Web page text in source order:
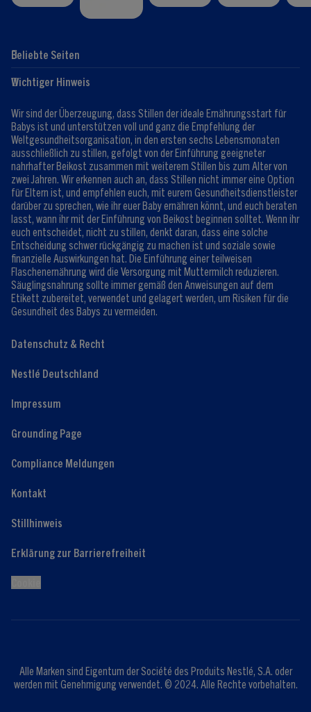
Beliebte Seiten
Hilfe
Expert:innen
Kontaktformular
Club-Info
Registrieren/Anmelden
Wichtiger Hinweis
Wir sind der Überzeugung, dass Stillen der ideale Ernährungsstart für
Babys ist und unterstützen voll und ganz die Empfehlung der
Weltgesundheitsorganisation, in den ersten sechs Lebensmonaten
ausschließlich zu stillen, gefolgt von der Einführung geeigneter
nahrhafter Beikost zusammen mit weiterem Stillen bis zum Alter von
zwei Jahren. Wir erkennen auch an, dass Stillen nicht immer eine Option
für Eltern ist, und empfehlen euch, mit eurem Gesundheitsdienstleister
darüber zu sprechen, wie ihr euer Baby ernähren könnt, und euch beraten
lasst, wann ihr mit der Einführung von Beikost beginnen solltet. Wenn ihr
euch entscheidet, nicht zu stillen, denkt daran, dass eine solche
Entscheidung schwer rückgängig zu machen ist und soziale sowie
finanzielle Auswirkungen hat. Die Einführung einer teilweisen
Flaschenernährung wird die Versorgung mit Muttermilch reduzieren.
Säuglingsnahrung sollte immer gemäß den Anweisungen auf dem
Etikett zubereitet, verwendet und gelagert werden, um Risiken für die
Gesundheit des Babys zu vermeiden.
Datenschutz & Recht
Nestlé Deutschland
Impressum
Grounding Page
Compliance Meldungen
Kontakt
Stillhinweis
Erklärung zur Barrierefreiheit
Alle Marken sind Eigentum der Société des Produits Nestlé, S.A. oder
werden mit Genehmigung verwendet. © 2024. Alle Rechte vorbehalten.